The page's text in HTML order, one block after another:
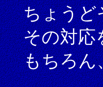
ちょうど
その対応
もちろん